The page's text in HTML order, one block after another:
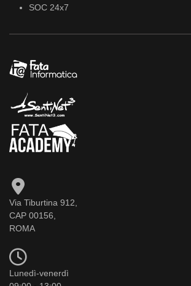
SOC 24x7
Via Tiburtina 912,
CAP 00156,
ROMA
Lunedì-venerdì